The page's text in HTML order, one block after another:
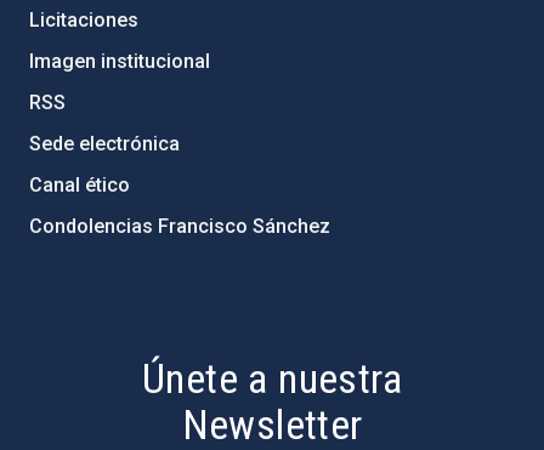
Licitaciones
Imagen institucional
RSS
Sede electrónica
Canal ético
Condolencias Francisco Sánchez
Únete a nuestra
Newsletter